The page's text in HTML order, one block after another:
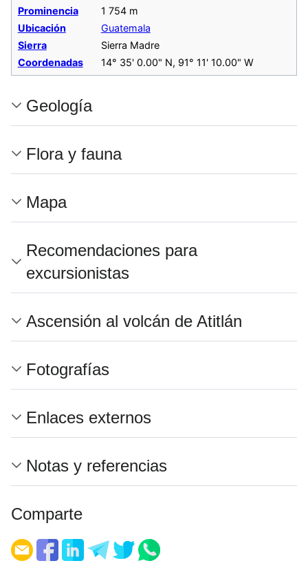
Prominencia
1 754 m
Ubicación
Guatemala
Sierra
Sierra Madre
Coordenadas
14° 35' 0.00" N, 91° 11' 10.00" W
Geología
Flora y fauna
Mapa
Recomendaciones para
excursionistas
Ascensión al volcán de Atitlán
Fotografías
Enlaces externos
Notas y referencias
Comparte